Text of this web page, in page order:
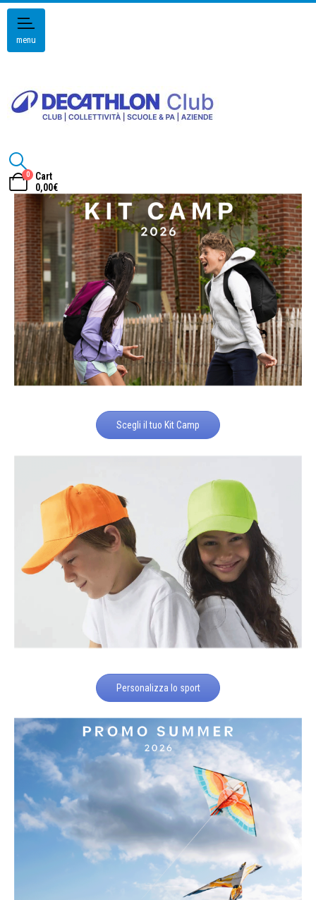
menu
0
Cart
0,00€
Scegli il tuo Kit Camp
Personalizza lo sport